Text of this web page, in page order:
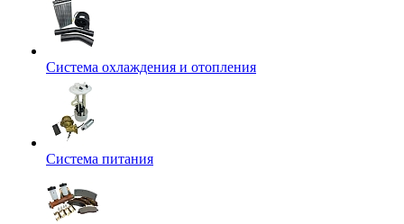
Система охлаждения и отопления
Система питания